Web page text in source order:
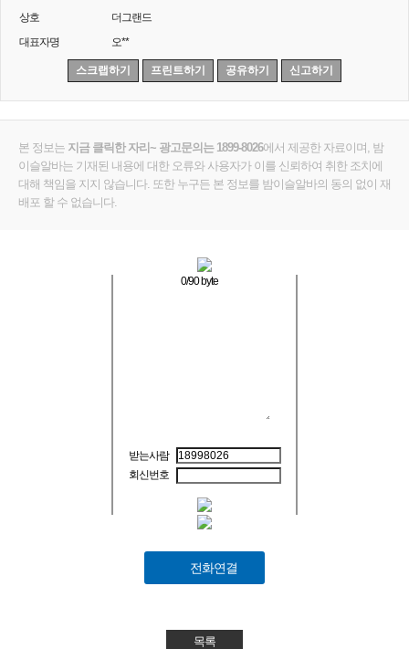
상호
더그랜드
대표자명
오**
스크랩하기 프린트하기 공유하기 신고하기
본 정보는 지금 클릭한 자리~ 광고문의는 1899-8026에서 제공한 자료이며, 밤
이슬알바는 기재된 내용에 대한 오류와 사용자가 이를 신뢰하여 취한 조치에
대해 책임을 지지 않습니다. 또한 누구든 본 정보를 밤이슬알바의 동의 없이 재
배포 할 수 없습니다.
0/90 byte
받는사람
회신번호
전화연결
목록